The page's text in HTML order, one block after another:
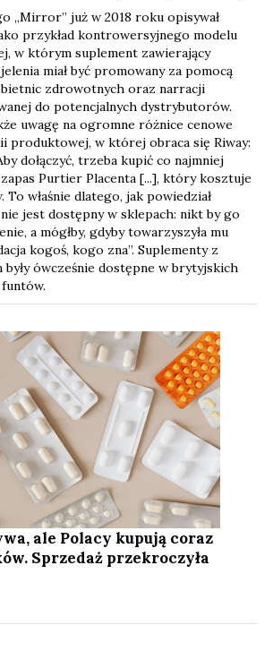
„Mirror” już w 2018 roku opisywał
przykład kontrowersyjnego modelu
w którym suplement zawierający
miał być promowany za pomocą
zdrowotnych oraz narracji
do potencjalnych dystrybutorów.
uwagę na ogromne różnice cenowe
produktowej, w której obraca się Riway:
dołączyć, trzeba kupić co najmniej
Purtier Placenta [...], który kosztuje
To właśnie dlatego, jak powiedział
jest dostępny w sklepach: nikt by go
a mógłby, gdyby towarzyszyła mu
kogoś, kogo zna”. Suplementy z
były ówcześnie dostępne w brytyjskich
ale Polacy kupują coraz
Sprzedaż przekroczyła